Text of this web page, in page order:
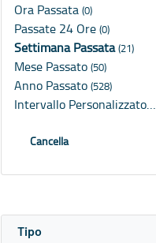
Ora Passata (0)
Passate 24 Ore (0)
Settimana Passata(21)
Mese Passato (50)
Anno Passato (528)
Intervallo Personalizzato…
Cancella
Tipo